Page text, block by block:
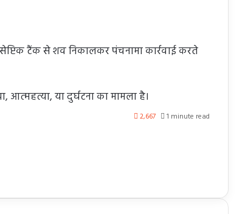
टैंक से शव निकालकर पंचनामा कार्रवाई करते
या दुर्घटना का मामला है।
2,667 1 minute read